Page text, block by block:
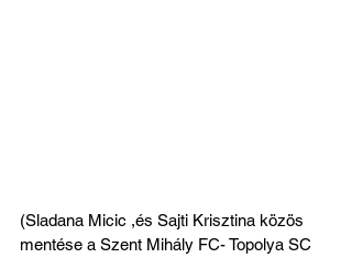
(Sladana Micic ,és Sajti Krisztina közös
mentése a Szent Mihály FC- Topolya SC